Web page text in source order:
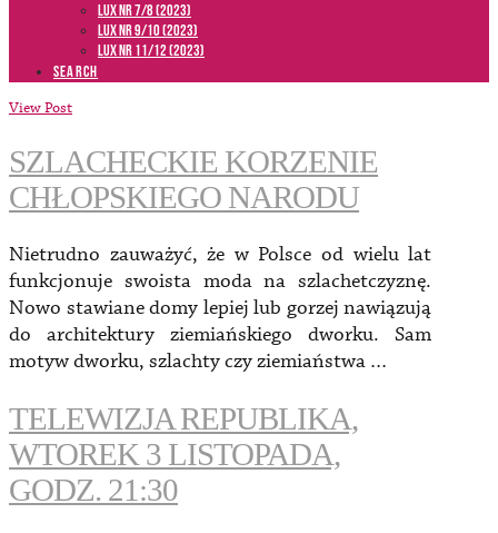
LUX NR 7/8 (2023)
LUX NR 9/10 (2023)
LUX NR 11/12 (2023)
SEARCH
View Post
SZLACHECKIE KORZENIE
CHŁOPSKIEGO NARODU
Nietrudno zauważyć, że w Polsce od wielu lat
funkcjonuje swoista moda na szlachetczyznę.
Nowo stawiane domy lepiej lub gorzej nawiązują
do architektury ziemiańskiego dworku. Sam
motyw dworku, szlachty czy ziemiaństwa …
TELEWIZJA REPUBLIKA,
WTOREK 3 LISTOPADA,
GODZ. 21:30